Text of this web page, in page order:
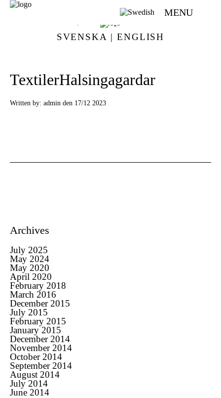
MENU
SVENSKA | ENGLISH
TextilerHalsingagardar
Written by: admin den 17/12 2023
Archives
July 2025
May 2024
May 2020
April 2020
February 2018
March 2016
December 2015
July 2015
February 2015
January 2015
December 2014
November 2014
October 2014
September 2014
August 2014
July 2014
June 2014